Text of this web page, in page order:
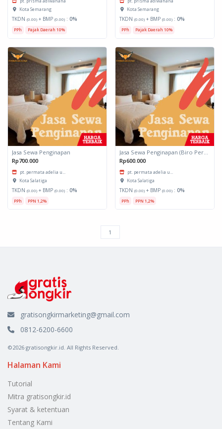
Kota Semarang
TKDN (0.00) + BMP (0.00) : 0%
PPh Pajak Daerah 10%
Kota Semarang
TKDN (0.00) + BMP (0.00) : 0%
PPh Pajak Daerah 10%
Jasa Sewa Penginapan
Rp700.000
pt. permata adelia u...
Kota Salatiga
TKDN (0.00) + BMP (0.00) : 0%
PPh PPN 1,2%
Rp600.000
pt. permata adelia u...
Kota Salatiga
TKDN (0.00) + BMP (0.00) : 0%
PPh PPN 1,2%
gratisongkirmarketing@gmail.com
0812-6200-6600
©2026 gratisongkir.id. All Rights Reserved.
Halaman Kami
Tutorial
Mitra gratisongkir.id
Syarat & ketentuan
Tentang Kami